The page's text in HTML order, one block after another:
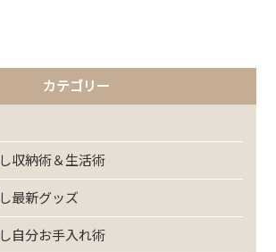
カテゴリー
収納術＆生活術
最新グッズ
自分お手入れ術